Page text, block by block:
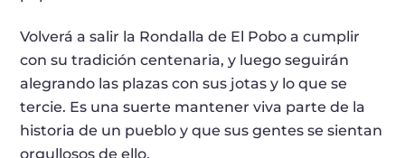
Volverá a salir la Rondalla de El Pobo a cumplir
con su tradición centenaria, y luego seguirán
alegrando las plazas con sus jotas y lo que se
tercie. Es una suerte mantener viva parte de la
historia de un pueblo y que sus gentes se sientan
orgullosos de ello.